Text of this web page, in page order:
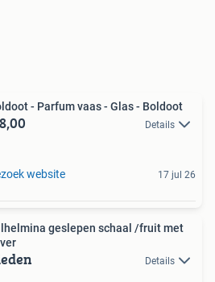
- Parfum vaas - Glas - Boldoot
Details
website 17 jul 26
geslepen schaal /fruit met
Details